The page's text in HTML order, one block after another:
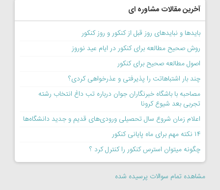
آخرین مقالات مشاوره ای
بایدها و نبایدهای روز قبل از کنکور و روز کنکور
روش صحیح مطالعه برای کنکور در ایام عید نوروز
اصول مطالعه صحیح برای کنکور
چند بار اشتباهاتت را پذیرفتی و عذرخواهی کردی؟
مصاحبه با باشگاه خبرنگاران جوان درباره تب داغ انتخاب رشته
تجربی بعد شیوع کرونا
اعلام زمان شروع سال تحصیلی ورودی‌های قدیم و جدید دانشگاه‌ها
۱۴ نکته مهم برای ماه پایانی کنکور
چگونه میتوان استرس کنکور را کنترل کرد ؟
مشاهده تمام سوالات پرسیده شده